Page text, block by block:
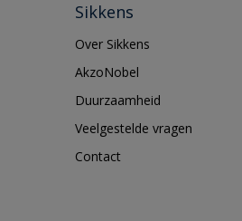
Sikkens
Over Sikkens
AkzoNobel
Duurzaamheid
Veelgestelde vragen
Contact